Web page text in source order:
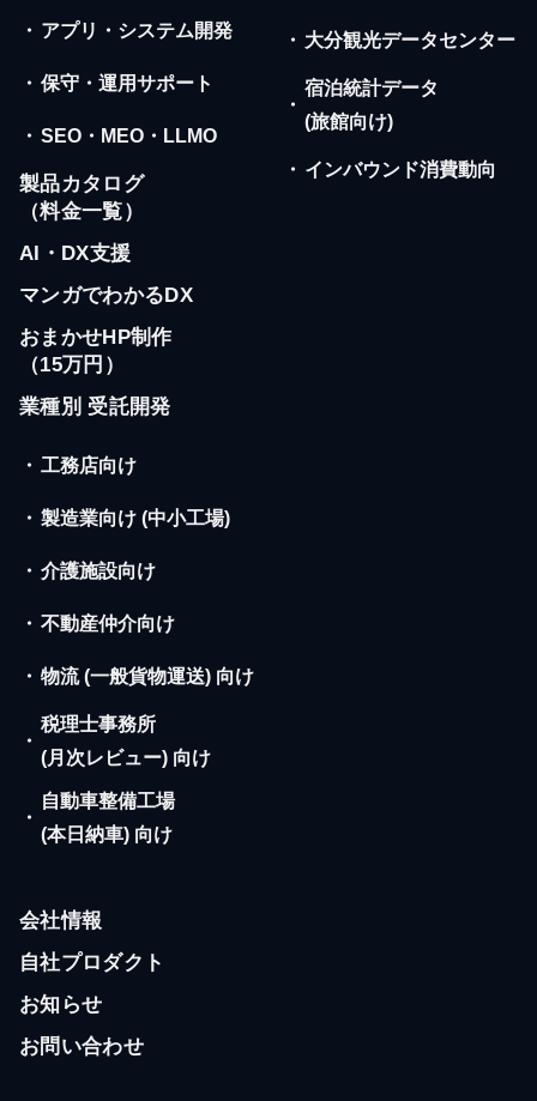
・ アプリ・システム開発
・ 保守・運用サポート
・ SEO・MEO・LLMO
製品カタログ
（料金一覧）
AI・DX支援
マンガでわかるDX
おまかせHP制作
（15万円）
業種別 受託開発
・ 工務店向け
・ 製造業向け (中小工場)
・ 介護施設向け
・ 不動産仲介向け
・ 物流 (一般貨物運送) 向け
・
税理士事務所
(月次レビュー) 向け
・
自動車整備工場
(本日納車) 向け
・ 大分観光データセンター
・
宿泊統計データ
(旅館向け)
・ インバウンド消費動向
会社情報
自社プロダクト
お知らせ
お問い合わせ